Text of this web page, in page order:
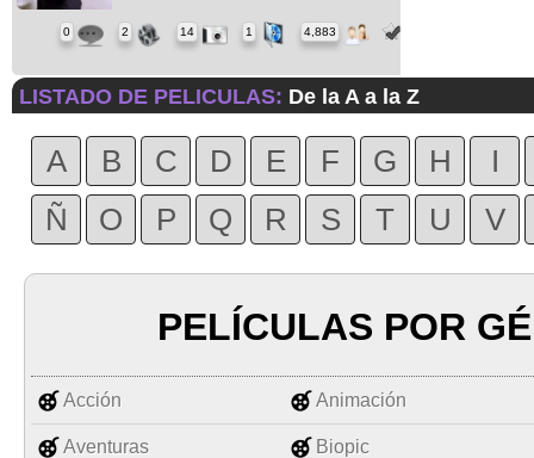
0 2 14 1 4,883
LISTADO DE PELICULAS: De la A a la Z
A B C D E F G H
I
Ñ
O P Q R S T U V
PELÍCULAS POR
Acción Animación
Aventuras Biopic